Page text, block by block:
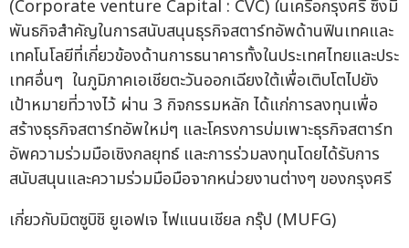
(Corporate venture Capital : CVC) ในเครือกรุงศรี ซึ่งมี
พันธกิจสำคัญในการสนับสนุนธุรกิจสตาร์ทอัพด้านฟินเทคและ
เทคโนโลยีที่เกี่ยวข้องด้านการธนาคารทั้งในประเทศไทยและประ
เทศอื่นๆ ในภูมิภาคเอเชียตะวันออกเฉียงใต้เพื่อเติบโตไปยัง
เป้าหมายที่วางไว้ ผ่าน 3 กิจกรรมหลัก ได้แก่การลงทุนเพื่อ
สร้างธุรกิจสตาร์ทอัพใหม่ๆ และโครงการบ่มเพาะธุรกิจสตาร์ท
อัพความร่วมมือเชิงกลยุทธ์ และการร่วมลงทุนโดยได้รับการ
สนับสนุนและความร่วมมือมือจากหน่วยงานต่างๆ ของกรุงศรี
เกี่ยวกับมิตซูบิชิ ยูเอฟเจ ไฟแนนเชียล กรุ๊ป (MUFG)